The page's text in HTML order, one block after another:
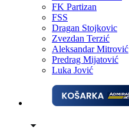
FK Partizan
FSS
Dragan Stojkovic
Zvezdan Terzić
Aleksandar Mitrović
Predrag Mijatović
Luka Jović